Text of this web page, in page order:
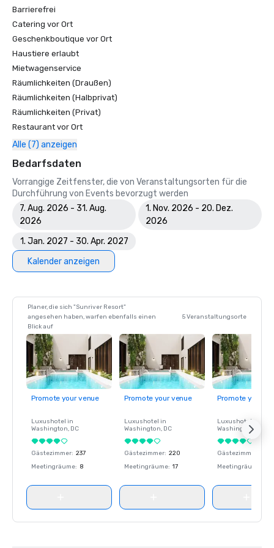
Oregon - Golfweek
Amerikas beste 100 moderne Golfplätze (nach 1960) -
Golfweek
Die besten Resorts für Familien zu viert - Golf Odyssey
Die 100 besten Resortplätze Amerikas - Golfweek
Die 100 besten öffentlich zugänglichen Golfplätze in
Amerika - Golf Magazine
Die zehn besten Golfresorts in den USA - American Way
Magazine
Top 100 Fairways - Golf für Damen
Die 50 besten Golfresorts - Condé Nast Traveler
Die 100 besten Golfresorts der Welt - The Golfer
Barrierefrei
Catering vor Ort
Geschenkboutique vor Ort
Haustiere erlaubt
Mietwagenservice
Räumlichkeiten (Draußen)
Räumlichkeiten (Halbprivat)
Räumlichkeiten (Privat)
Restaurant vor Ort
Alle (7) anzeigen
Bedarfsdaten
Vorrangige Zeitfenster, die von Veranstaltungsorten für die
Durchführung von Events bevorzugt werden
7. Aug. 2026 - 31. Aug.
2026
1. Nov. 2026 - 20. Dez.
2026
1. Jan. 2027 - 30. Apr. 2027
Kalender anzeigen
Planer, die sich "Sunriver Resort"
angesehen haben, warfen ebenfalls einen
Blick auf
5 Veranstaltungsorte
Promote your venue
Luxushotel in
Washington, DC
Gästezimmer: 237
Meetingräume: 8
Promote your venue
Luxushotel in
Washington, DC
Gästezimmer: 220
Meetingräume: 17
Promote your
Luxushotel in
Washington
Gästezimmer
Meetingräume